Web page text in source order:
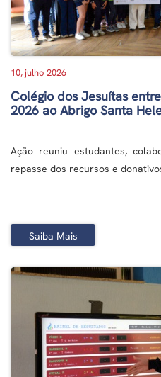
10, julho 2026
Colégio dos Jesuítas
2026 ao Abrigo Santa
Ação reuniu estudantes,
repasse dos recursos e
Saiba Mais